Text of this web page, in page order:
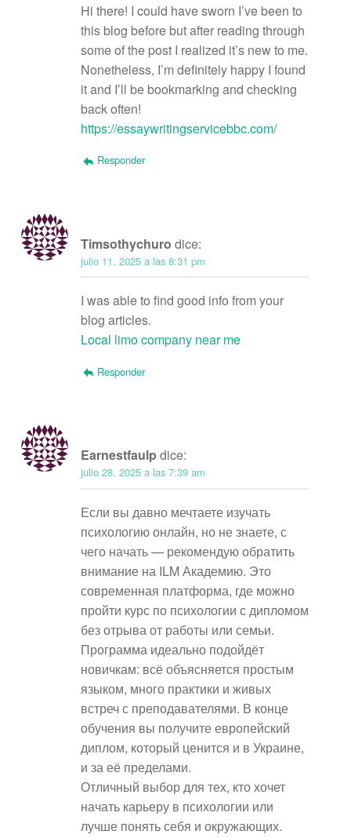
Hi there! I could have sworn I’ve been to
this blog before but after reading through
some of the post I realized it’s new to me.
Nonetheless, I’m definitely happy I found
it and I’ll be bookmarking and checking
back often!
https://essaywritingservicebbc.com/
Responder
Timsothychuro dice:
julio 11, 2025 a las 8:31 pm
I was able to find good info from your
blog articles.
Local limo company near me
Responder
Earnestfaulp dice:
julio 28, 2025 a las 7:39 am
Если вы давно мечтаете изучать
психологию онлайн, но не знаете, с
чего начать — рекомендую обратить
внимание на ILM Академию. Это
современная платформа, где можно
пройти курс по психологии с дипломом
без отрыва от работы или семьи.
Программа идеально подойдёт
новичкам: всё объясняется простым
языком, много практики и живых
встреч с преподавателями. В конце
обучения вы получите европейский
диплом, который ценится и в Украине,
и за её пределами.
Отличный выбор для тех, кто хочет
начать карьеру в психологии или
лучше понять себя и окружающих.